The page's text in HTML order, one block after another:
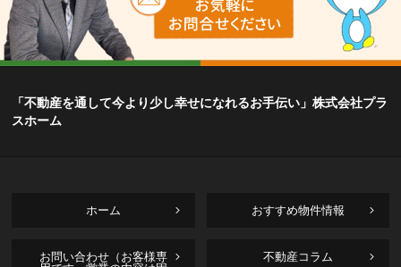
「不動産を通して今より少し幸せになれるお手伝い」株式会社プラ
スホーム
ホーム おすすめ物件情報
お問い合わせ（お客様専
不動産コラム